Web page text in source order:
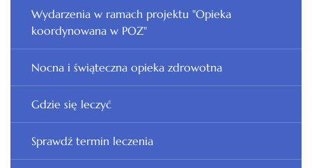
Wydarzenia w ramach projektu "Opieka
koordynowana w POZ"
Nocna i świąteczna opieka zdrowotna
Gdzie się leczyć
Sprawdź termin leczenia